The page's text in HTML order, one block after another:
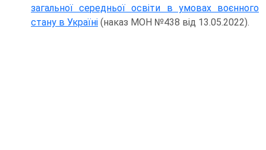
загальної середньої освіти в умовах воєнного
стану в Україні (наказ МОН №438 від 13.05.2022).